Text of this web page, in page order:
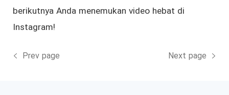
berikutnya Anda menemukan video hebat di
Instagram!
Prev page Next page